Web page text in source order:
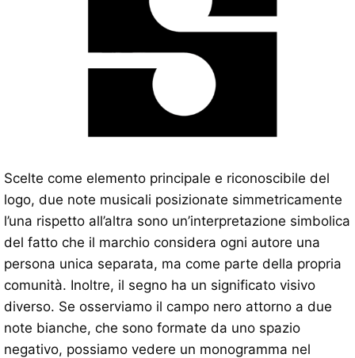
Scelte come elemento principale e riconoscibile del
logo, due note musicali posizionate simmetricamente
l’una rispetto all’altra sono un’interpretazione simbolica
del fatto che il marchio considera ogni autore una
persona unica separata, ma come parte della propria
comunità. Inoltre, il segno ha un significato visivo
diverso. Se osserviamo il campo nero attorno a due
note bianche, che sono formate da uno spazio
negativo, possiamo vedere un monogramma nel